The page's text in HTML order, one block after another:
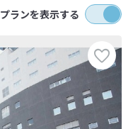
プランを表示する